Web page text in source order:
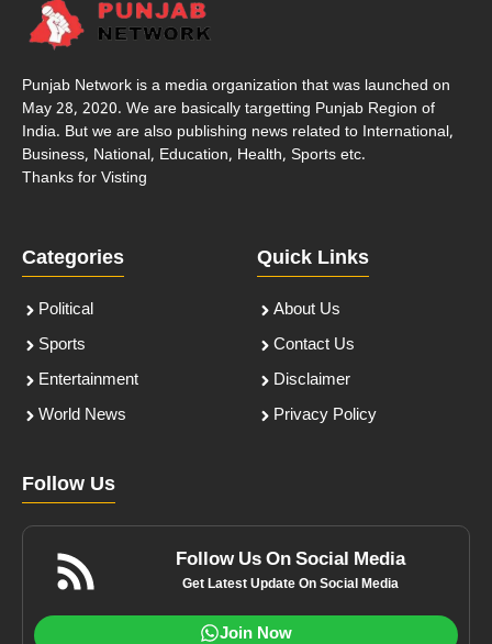
Punjab Network is a media organization that was launched on
May 28, 2020. We are basically targetting Punjab Region of
India. But we are also publishing news related to International,
Business, National, Education, Health, Sports etc.
Thanks for Visting
Categories
Political
Sports
Entertainment
World News
Quick Links
About Us
Contact Us
Disclaimer
Privacy Policy
Follow Us
Follow Us On Social Media
Get Latest Update On Social Media
Join Now